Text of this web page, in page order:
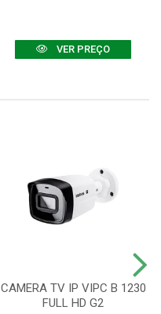
VER PREÇO
CAMERA TV IP VIPC B 1230
FULL HD G2